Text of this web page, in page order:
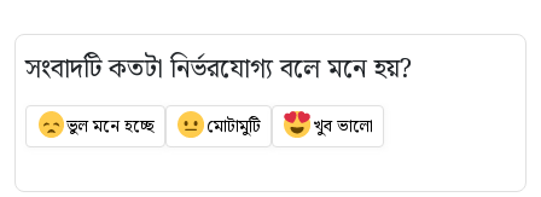
সংবাদটি কতটা নির্ভরযোগ্য বলে মনে হয়?
ভুল মনে হচ্ছে মোটামুটি খুব ভালো